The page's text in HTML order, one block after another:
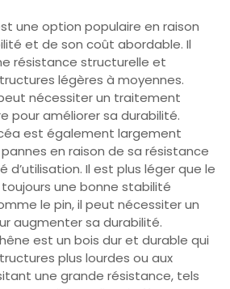
une option populaire en raison
et de son coût abordable. Il
résistance structurelle et
légères à moyennes.
nécessiter un traitement
pour améliorer sa durabilité.
est également largement
en raison de sa résistance
d’utilisation. Il est plus léger que le
une bonne stabilité
le pin, il peut nécessiter un
augmenter sa durabilité.
est un bois dur et durable qui
plus lourdes ou aux
une grande résistance, tels